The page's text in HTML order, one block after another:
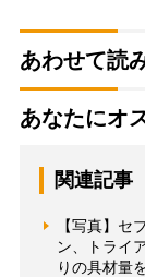
あわせて読
あなたにオ
関連記事
【写真】セ
ン、トライ
りの具材量